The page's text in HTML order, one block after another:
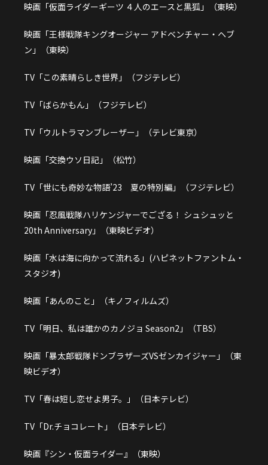
映画「仮面ライダーギーツ ４人のエースと黒狐」（東映）
映画「王様戦隊キングオージャー アドベンチャー・ヘブ
ン」（東映）
TV「この素晴らしき世界」（フジテレビ）
TV「ばらかもん」（フジテレビ）
TV「ウルトラマンブレーザー」（テレビ東京）
映画「交換ウソ日記」（松竹）
TV「世にも奇妙な物語’23 夏の特別編」（フジテレビ）
映画「忍風戦隊ハリケンジャーでござる！ シュシュッと
20th Anniversary」（東映ビデオ）
映画「水は海に向かって流れる」(ハピネットファントム・
スタジオ)
映画「あんのこと」（キノフィルムズ）
TV「明日、私は誰かのカノジョ Season2」（TBS）
映画「暴太郎戦隊ドンブラザーズVSゼンカイジャー」（東
映ビデオ）
TV「春は短し恋せよ男子。」（日本テレビ）
TV「Dr.チョコレート」（日本テレビ）
映画『シン・仮面ライダー』（東映）